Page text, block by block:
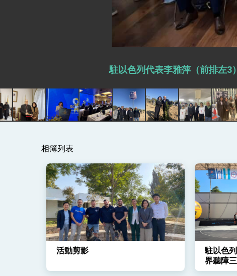
臺美經貿談判獲階段性成果 卓揆期勉爭取時
卓揆：臺美關稅談判階段性結果有助臺灣取
外交部與數位發展部攜手合作，整合台灣雄
外交部長林佳龍主持第35次「參與亞太經濟
民調顯示多數國人滿意政府外交表現，高度
總統發表執政周年談話 盼面對未來挑戰
賴總統就職演說影片
總統重要談話
外交部重要言論
我國政府將在美國亞利桑納州設立「駐鳳凰
駐以色列代表李雅萍（前排左3
相簿列表
活動剪影
駐以色
界聽障
賽，為